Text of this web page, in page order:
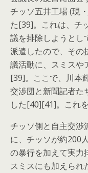
チッソ五井工場 (現
た[39]。これは、チ
議を排除しようとし
派遣したので、その
議活動に、スミスや
[39]。ここで、川本
交渉団と新聞記者た
した[40][41]。これ
チッソ側と自主交渉
に、チッソが約200
の暴行を加えて実力
スミスにも加えられ